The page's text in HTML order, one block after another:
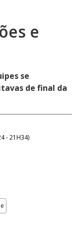
e
se
de final da
- 21H34)